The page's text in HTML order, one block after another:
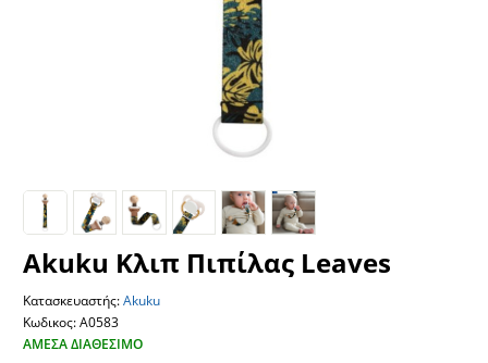
Akuku Κλιπ Πιπίλας Leaves
Κατασκευαστής:Akuku
Κωδικος: A0583
ΆΜΕΣΑ ΔΙΑΘΈΣΙΜΟ